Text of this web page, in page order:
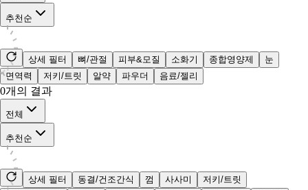
추천순
상세 필터 뼈/관절 피부&모질 소화기 종합영양제
눈
면역력
저키/트릿 알약 파우더 음료/젤리
0개의 결과
전체
추천순
상세 필터 동결/건조간식 껌 사사미
저키/트릿